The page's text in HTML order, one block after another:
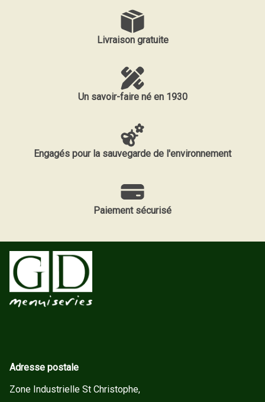
Livraison gratuite
Un savoir-faire né en 1930
Engagés pour la sauvegarde de l'environnement
Paiement sécurisé
Adresse postale
Zone Industrielle St Christophe,